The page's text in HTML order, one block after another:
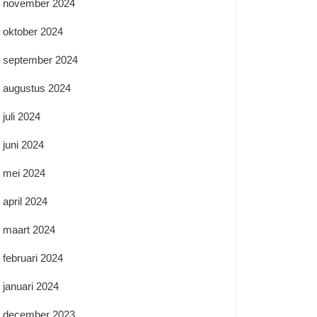
november 2024
oktober 2024
september 2024
augustus 2024
juli 2024
juni 2024
mei 2024
april 2024
maart 2024
februari 2024
januari 2024
december 2023